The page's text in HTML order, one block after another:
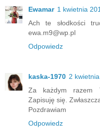
Ewamar 1 kwietnia
Ach te słodkości
ewa.m9@wp.pl
Odpowiedz
kaska-1970 2
Za każdym razem
Zapisuję się.
Pozdrawiam
Odpowiedz